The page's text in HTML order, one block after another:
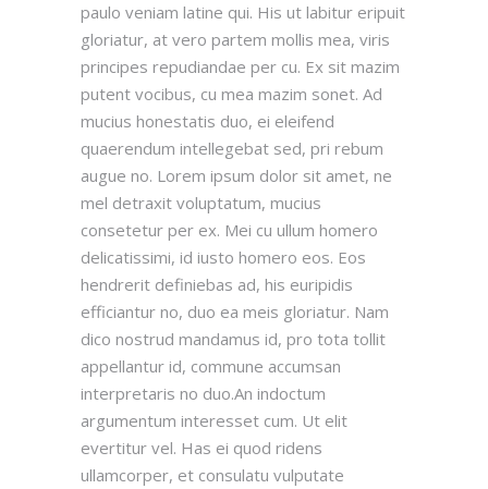
paulo veniam latine qui. His ut labitur eripuit
gloriatur, at vero partem mollis mea, viris
principes repudiandae per cu. Ex sit mazim
putent vocibus, cu mea mazim sonet. Ad
mucius honestatis duo, ei eleifend
quaerendum intellegebat sed, pri rebum
augue no. Lorem ipsum dolor sit amet, ne
mel detraxit voluptatum, mucius
consetetur per ex. Mei cu ullum homero
delicatissimi, id iusto homero eos. Eos
hendrerit definiebas ad, his euripidis
efficiantur no, duo ea meis gloriatur. Nam
dico nostrud mandamus id, pro tota tollit
appellantur id, commune accumsan
interpretaris no duo.An indoctum
argumentum interesset cum. Ut elit
evertitur vel. Has ei quod ridens
ullamcorper, et consulatu vulputate